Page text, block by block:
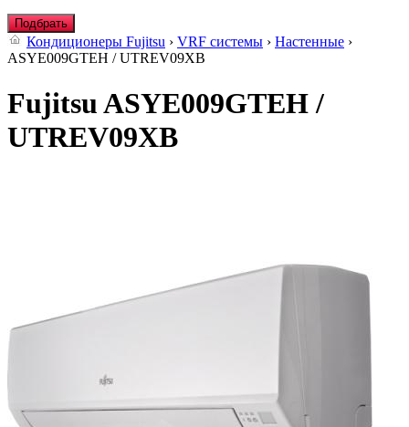
Подбрать
Кондиционеры Fujitsu › VRF системы › Настенные ›
ASYE009GTEH / UTREV09XB
Fujitsu ASYE009GTEH /
UTREV09XB